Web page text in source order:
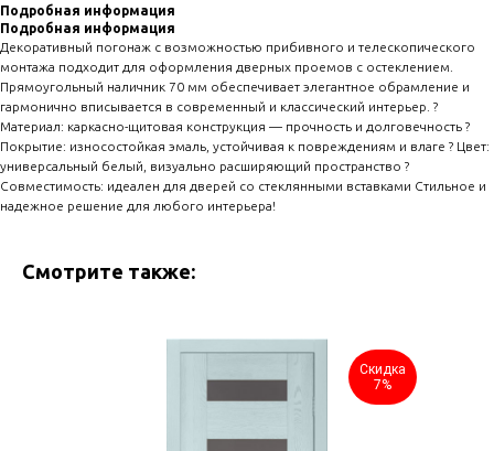
Подробная информация
Подробная информация
Декоративный погонаж с возможностью прибивного и телескопического
монтажа подходит для оформления дверных проемов с остеклением.
Прямоугольный наличник 70 мм обеспечивает элегантное обрамление и
гармонично вписывается в современный и классический интерьер. ?
Материал: каркасно-щитовая конструкция — прочность и долговечность ?
Покрытие: износостойкая эмаль, устойчивая к повреждениям и влаге ? Цвет:
универсальный белый, визуально расширяющий пространство ?
Совместимость: идеален для дверей со стеклянными вставками Стильное и
надежное решение для любого интерьера!
Смотрите также:
Скидка
7%